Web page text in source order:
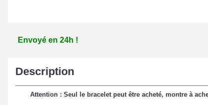
Envoyé en 24h !
Description
Attention : Seul le bracelet peut être acheté, montre à